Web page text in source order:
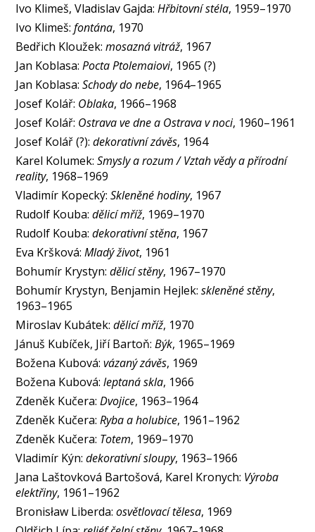
Ivo Klimeš, Vladislav Gajda:Hřbitovní stéla, 1959–1970
Ivo Klimeš:fontána, 1970
Bedřich Kloužek:mosazná vitráž, 1967
Jan Koblasa:Pocta Ptolemaiovi, 1965 (?)
Jan Koblasa:Schody do nebe, 1964–1965
Josef Kolář: Oblaka, 1966–1968
Josef Kolář: Ostrava ve dne a Ostrava v noci, 1960–1961
Josef Kolář (?):dekorativní závěs, 1964
Karel Kolumek:Smysly a rozum / Vztah vědy a přírodní
reality, 1968–1969
Vladimír Kopecký:Skleněné hodiny, 1967
Rudolf Kouba:dělicí mříž, 1969–1970
Rudolf Kouba:dekorativní stěna, 1967
Eva Kršková:Mladý život, 1961
Bohumír Krystyn:dělicí stěny, 1967–1970
Bohumír Krystyn, Benjamin Hejlek:skleněné stěny,
1963–1965
Miroslav Kubátek:dělicí mříž, 1970
Jánuš Kubíček, Jiří Bartoň:Býk, 1965–1969
Božena Kubová:vázaný závěs, 1969
Božena Kubová:leptaná skla, 1966
Zdeněk Kučera:Dvojice, 1963–1964
Zdeněk Kučera:Ryba a holubice, 1961–1962
Zdeněk Kučera: Totem, 1969–1970
Vladimír Kýn:dekorativní sloupy, 1963–1966
Jana Laštovková Bartošová, Karel Kronych: Výroba
elektřiny, 1961–1962
Bronisław Liberda:osvětlovací tělesa, 1969